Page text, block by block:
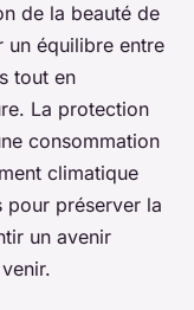
de la beauté de
un équilibre entre
tout en
La protection
consommation
climatique
pour préserver la
un avenir